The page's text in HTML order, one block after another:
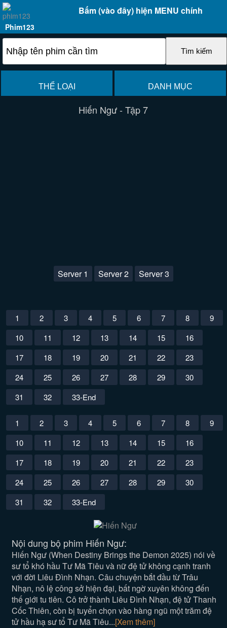
Bấm (vào đây) hiện MENU chính
Phim123
THỂ LOẠI DANH MỤC
Hiến Ngư - Tập 7
Server 1 Server 2 Server 3
1 2 3 4 5 6 7 8
9
10
11 12 13 14 15
16
17
18 19 20 21 22
23
24
25 26 27 28 29
30
31
32 33-End
1 2 3 4 5 6 7 8
9
10
11 12 13 14 15
16
17
18 19 20 21 22
23
24
25 26 27 28 29
30
31
32 33-End
Nội dung bộ phim Hiến Ngư:
Hiến Ngư (When Destiny Brings the Demon 2025) nói về
sư tổ khó hầu Tư Mã Tiêu và nữ đệ tử không cạnh tranh
với đời Liêu Đình Nhạn. Câu chuyện bắt đầu từ Trâu
Nhạn, nô lệ công sở hiện đại, bất ngờ xuyên không đến
thế giới tu tiên. Cô trở thành Liêu Đình Nhạn, đệ tử Thanh
Cốc Thiên, còn bị tuyển chọn vào hàng ngũ một trăm đệ
tử hầu hạ sư tổ Tư Mã Tiêu...[Xem thêm]